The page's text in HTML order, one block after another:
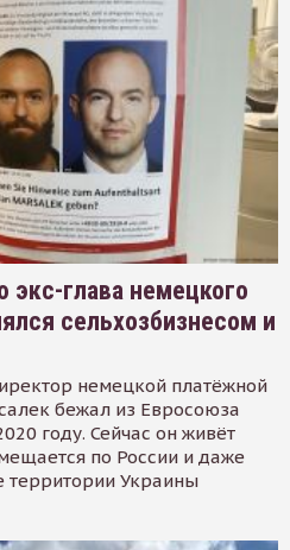
глава немецкого
сельхозбизнесом и
немецкой платёжной
бежал из Евросоюза
году. Сейчас он живёт
по России и даже
территории Украины